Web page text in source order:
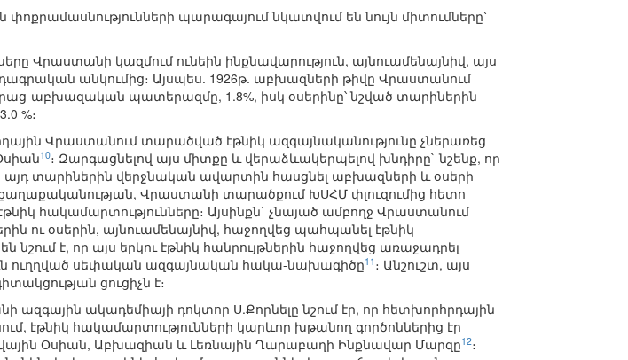
պարագայում նկատվում են նույն միտումները՝
Վրաստանի կազմում ունեին ինքնավարություն, այնուամենայնիվ, այս
անկումից։ Այսպես. 1926թ. աբխազների թիվը Վրաստանում
աբխազական պատերազմը, 1.8%, իսկ օսերինը՝ նշված տարիներին
%։
Վրաստանում տարածված էթնիկ ազգայնականությունը չներառեց
10։ Զարգացնելով այս միտքը և վերաձևակերպելով խնդիրը` նշենք, որ
տարիներին վերջնական ավարտին հասցնել աբխազների և օսերի
Վրաստանի տարածքում ԽՍՀՄ փլուզումից հետո
հակամարտությունները։ Այսինքն` չնայած ամբողջ Վրաստանում
ու օսերին, այնուամենայնիվ, հաջողվեց պահպանել էթնիկ
է, որ այս երկու էթնիկ հանրույթներին հաջողվեց առաջադրել
ուղղված սեփական ազգայնական հակա-նախագիծը11 ։ Անշուշտ, այս
ցուցիչն է։
ակադեմիայի դոկտոր Ս.Քորնելը նշում էր, որ հետխորհրդային
էթնիկ հակամարտությունների կարևոր խթանող գործոններից էր
Օսիան, Աբխազիան և Լեռնային Ղարաբաղի Ինքնավար Մարզը12։